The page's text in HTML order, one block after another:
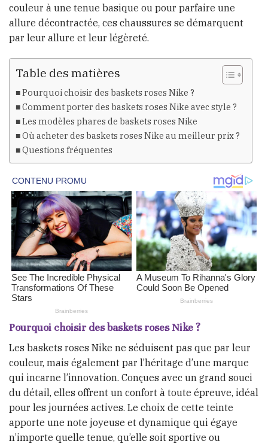
couleur à une tenue basique ou pour parfaire une
allure décontractée, ces chaussures se démarquent
par leur allure et leur légèreté.
Table des matières
Pourquoi choisir des baskets roses Nike ?
Comment porter des baskets roses Nike avec style ?
Les modèles phares de baskets roses Nike
Où acheter des baskets roses Nike au meilleur prix ?
Questions fréquentes
Pourquoi choisir des baskets roses Nike ?
Les baskets roses Nike ne séduisent pas que par leur
couleur, mais également par l’héritage d’une marque
qui incarne l’innovation. Conçues avec un grand souci
du détail, elles offrent un confort à toute épreuve, idéal
pour les journées actives. Le choix de cette teinte
apporte une note joyeuse et dynamique qui égaye
n’importe quelle tenue, qu’elle soit sportive ou